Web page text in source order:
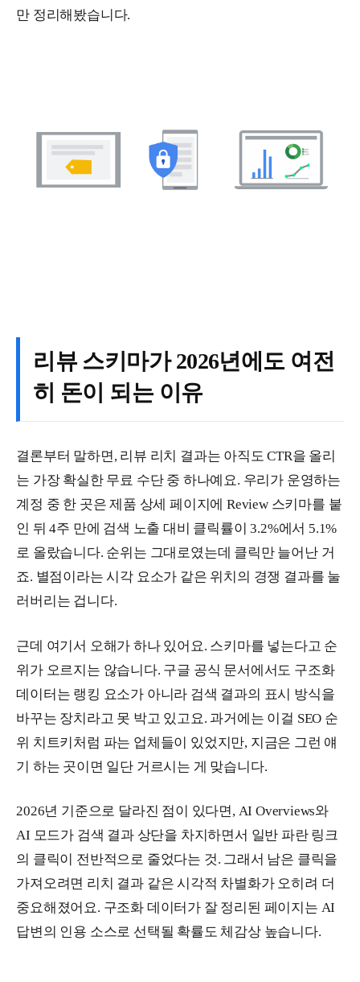
만 정리해봤습니다.
리뷰 스키마가 2026년에도 여전
히 돈이 되는 이유
결론부터 말하면, 리뷰 리치 결과는 아직도 CTR을 올리
는 가장 확실한 무료 수단 중 하나예요. 우리가 운영하는
계정 중 한 곳은 제품 상세 페이지에 Review 스키마를 붙
인 뒤 4주 만에 검색 노출 대비 클릭률이 3.2%에서 5.1%
로 올랐습니다. 순위는 그대로였는데 클릭만 늘어난 거
죠. 별점이라는 시각 요소가 같은 위치의 경쟁 결과를 눌
러버리는 겁니다.
근데 여기서 오해가 하나 있어요. 스키마를 넣는다고 순
위가 오르지는 않습니다. 구글 공식 문서에서도 구조화
데이터는 랭킹 요소가 아니라 검색 결과의 표시 방식을
바꾸는 장치라고 못 박고 있고요. 과거에는 이걸 SEO 순
위 치트키처럼 파는 업체들이 있었지만, 지금은 그런 얘
기 하는 곳이면 일단 거르시는 게 맞습니다.
2026년 기준으로 달라진 점이 있다면, AI Overviews와
AI 모드가 검색 결과 상단을 차지하면서 일반 파란 링크
의 클릭이 전반적으로 줄었다는 것. 그래서 남은 클릭을
가져오려면 리치 결과 같은 시각적 차별화가 오히려 더
중요해졌어요. 구조화 데이터가 잘 정리된 페이지는 AI
답변의 인용 소스로 선택될 확률도 체감상 높습니다.